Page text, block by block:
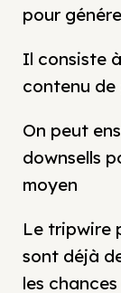
pour
Il consiste
contenu de
On peut
downsells
moyen
Le tripwire
sont déjà
les